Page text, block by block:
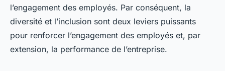
l’engagement des employés. Par conséquent, la
diversité et l’inclusion sont deux leviers puissants
pour renforcer l’engagement des employés et, par
extension, la performance de l’entreprise.